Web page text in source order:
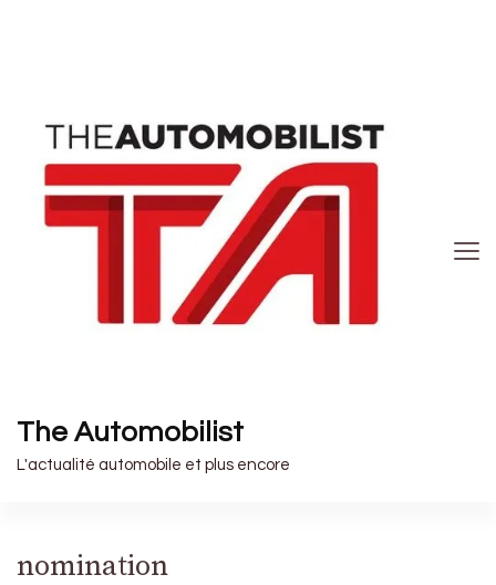
The Automobilist
L'actualité automobile et plus encore
nomination